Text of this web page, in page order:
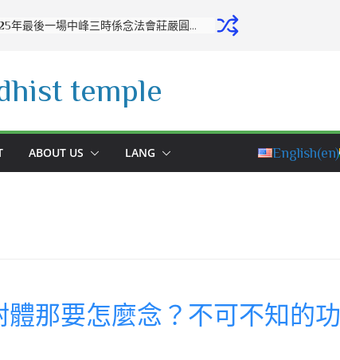
temple
ABOUT US LANG English(en)
那要怎麼念？不可不知的功